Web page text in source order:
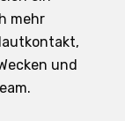
mehr
und